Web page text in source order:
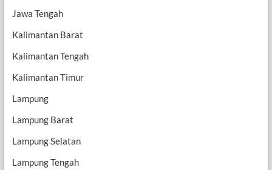
Jawa Tengah
Kalimantan Barat
Kalimantan Tengah
Kalimantan Timur
Lampung
Lampung Barat
Lampung Selatan
Lampung Tengah